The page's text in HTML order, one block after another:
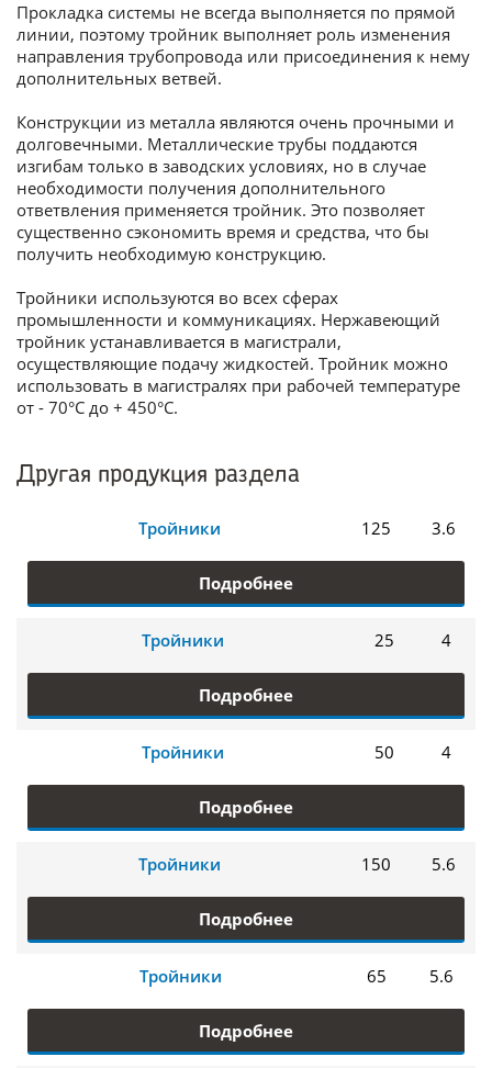
Прокладка системы не всегда выполняется по прямой
линии, поэтому тройник выполняет роль изменения
направления трубопровода или присоединения к нему
дополнительных ветвей.
Конструкции из металла являются очень прочными и
долговечными. Металлические трубы поддаются
изгибам только в заводских условиях, но в случае
необходимости получения дополнительного
ответвления применяется тройник. Это позволяет
существенно сэкономить время и средства, что бы
получить необходимую конструкцию.
Тройники используются во всех сферах
промышленности и коммуникациях. Нержавеющий
тройник устанавливается в магистрали,
осуществляющие подачу жидкостей. Тройник можно
использовать в магистралях при рабочей температуре
от - 70°С до + 450°С.
Другая продукция раздела
Тройники 125 3.6
Подробнее
Тройники 25 4
Подробнее
Тройники 50 4
Подробнее
Тройники 150 5.6
Подробнее
Тройники 65 5.6
Подробнее